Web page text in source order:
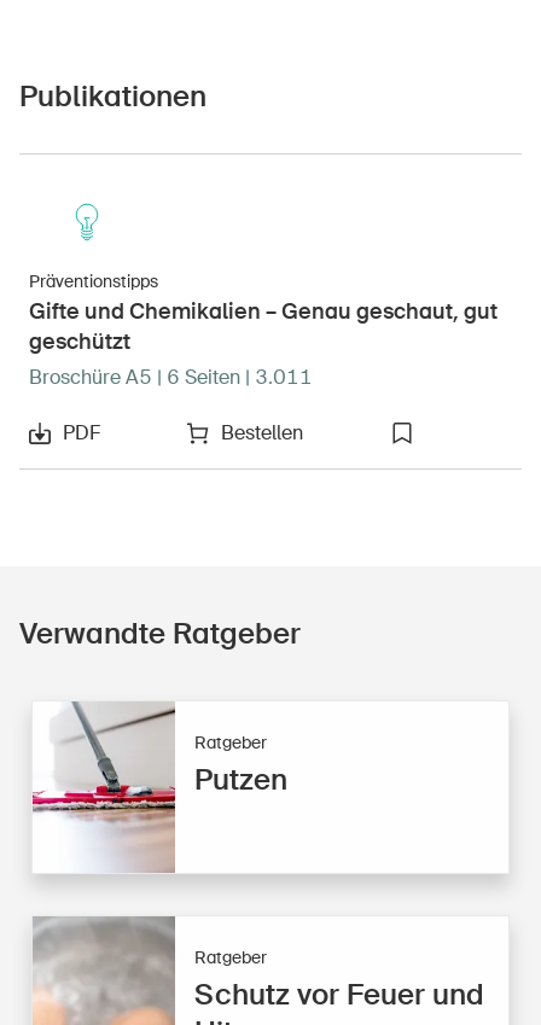
Publikationen
Präventionstipps
Gifte und Chemikalien – Genau geschaut, gut
geschützt
Broschüre A5 | 6 Seiten | 3.011
PDF Bestellen
Verwandte Ratgeber
Ratgeber
Putzen
Ratgeber
Schutz vor Feuer und